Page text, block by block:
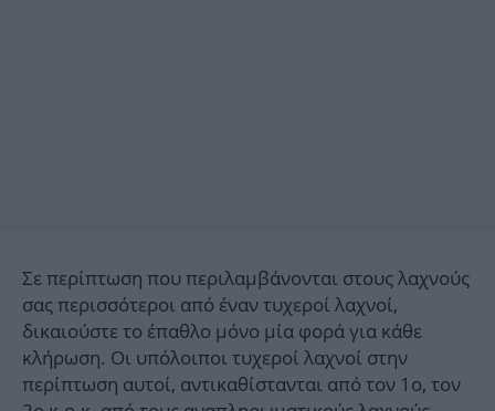
Σε περίπτωση που περιλαμβάνονται στους λαχνούς
σας περισσότεροι από έναν τυχεροί λαχνοί,
δικαιούστε το έπαθλο μόνο μία φορά για κάθε
κλήρωση. Οι υπόλοιποι τυχεροί λαχνοί στην
περίπτωση αυτοί, αντικαθίστανται από τον 1ο, τον